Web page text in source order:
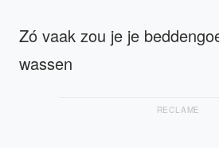
Zó vaak zou je je
wassen
RECLAME